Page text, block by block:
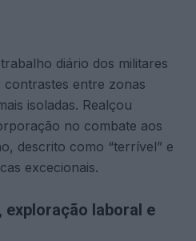
diário dos militares
entre zonas
isoladas. Realçou
no combate aos
descrito como “terrível” e
excecionais.
laboral e